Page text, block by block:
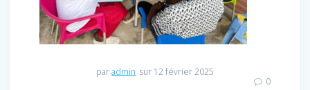
paradmin sur 12 février 2025
0